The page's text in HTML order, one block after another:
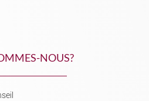
NOUS?